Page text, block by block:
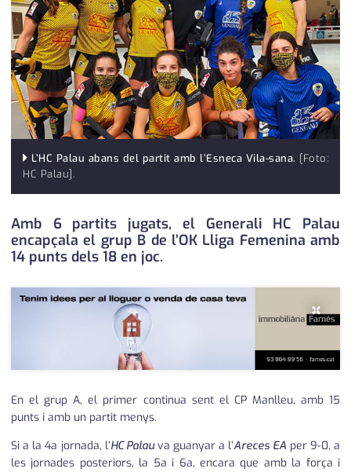
opinió
política
promo serveis
reportatge
salut
serveis
societat
successos
urbanisme
editorial
L’HC Palau abans del partit amb l’Esneca Vila-sana. [Foto:
HC Palau].
Amb 6 partits jugats, el Generali HC Palau
encapçala el grup B de l’OK Lliga Femenina amb
14 punts dels 18 en joc.
×
En el grup A, el primer continua sent el CP Manlleu, amb 15
punts i amb un partit menys.
Si a la 4a jornada, l’HC Palauva guanyar a l’Areces EA per 9-0, a
les jornades posteriors, la 5a i 6a, encara que amb la força i